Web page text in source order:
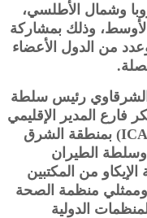
وشمال الأطلسي،
وذلك بمشاركة
من الدول الأعضاء
الشرقاوي رئيس سلطة
فارع المدير الإقليمي
للمنظمة الدولية للطيران المدني (ICAO) بمنطقة الشرق
وسلطة الطيران
من المكتبين
وممثلي منظمة الصحة
الدولية